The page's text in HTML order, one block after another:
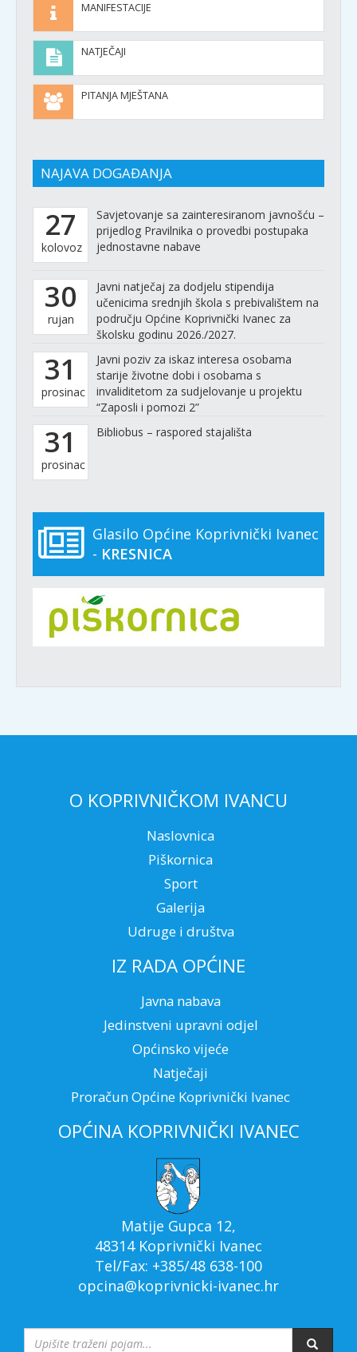
MANIFESTACIJE
NATJEČAJI
PITANJA MJEŠTANA
NAJAVA DOGAĐANJA
27
kolovoz
Savjetovanje sa zainteresiranom javnošću –
prijedlog Pravilnika o provedbi postupaka
jednostavne nabave
30
rujan
Javni natječaj za dodjelu stipendija
učenicima srednjih škola s prebivalištem na
području Općine Koprivnički Ivanec za
školsku godinu 2026./2027.
31
prosinac
Javni poziv za iskaz interesa osobama
starije životne dobi i osobama s
invaliditetom za sudjelovanje u projektu
“Zaposli i pomozi 2”
31
prosinac
Bibliobus – raspored stajališta
Glasilo Općine Koprivnički Ivanec
- KRESNICA
O KOPRIVNIČKOM IVANCU
Naslovnica
Piškornica
Sport
Galerija
Udruge i društva
IZ RADA OPĆINE
Javna nabava
Jedinstveni upravni odjel
Općinsko vijeće
Natječaji
Proračun Općine Koprivnički Ivanec
OPĆINA KOPRIVNIČKI IVANEC
Matije Gupca 12,
48314 Koprivnički Ivanec
Tel/Fax: +385/48 638-100
opcina@koprivnicki-ivanec.hr